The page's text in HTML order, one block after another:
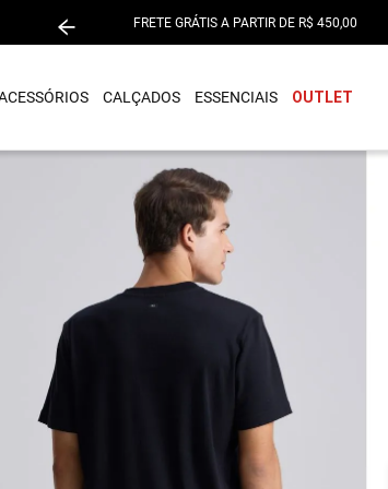
FRETE GRÁTIS A PARTIR DE R$ 450,00
e Shorts
CALÇADOS ESSENCIAIS OUTLET
e Shorts